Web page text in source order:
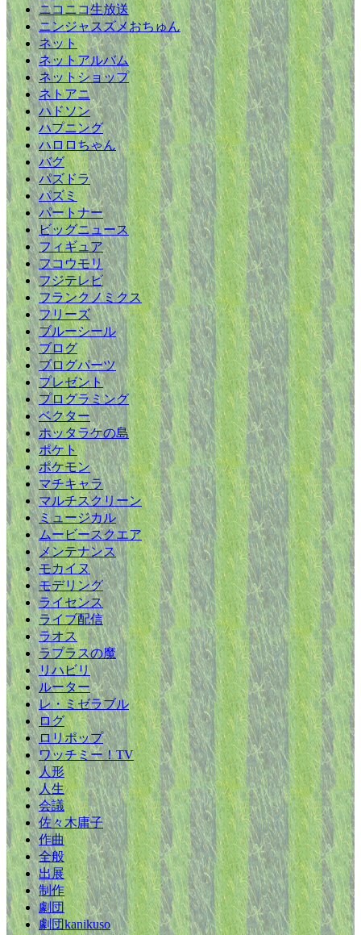
ニコニコ生放送
ニンジャスズメおちゅん
ネット
ネットアルバム
ネットショップ
ネトアニ
ハドソン
ハプニング
ハロロちゃん
バグ
パズドラ
パズミ
パートナー
ビッグニュース
フィギュア
フコウモリ
フジテレビ
フランクノミクス
フリーズ
ブルーシール
ブログ
ブログパーツ
プレゼント
プログラミング
ベクター
ホッタラケの島
ポケト
ポケモン
マチキャラ
マルチスクリーン
ミュージカル
ムービースクエア
メンテナンス
モカイヌ
モデリング
ライセンス
ライブ配信
ラオス
ラプラスの魔
リハビリ
ルーター
レ・ミゼラブル
ログ
ロリポップ
ワッチミー！TV
人形
人生
会議
佐々木庸子
作曲
全般
出展
制作
劇団
劇団kanikuso